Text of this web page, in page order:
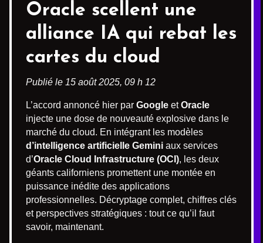
Oracle scellent une
alliance IA qui rebat les
cartes du cloud
Publié le 15 août 2025, 09 h 12
L’accord annoncé hier par Google etOracle
injecte une dose de nouveauté explosive dans le
marché du cloud. En intégrant les modèles
d’intelligence artificielle Gemini aux services
d’Oracle Cloud Infrastructure (OCI), les deux
géants californiens promettent une montée en
puissance inédite des applications
professionnelles. Décryptage complet, chiffres clés
et perspectives stratégiques : tout ce qu’il faut
savoir, maintenant.